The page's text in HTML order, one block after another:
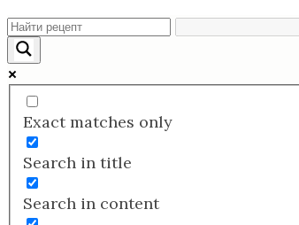
Exact matches only
Search in title
Search in content